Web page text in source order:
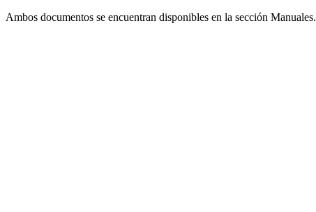
Ambos documentos se encuentran disponibles en la sección Manuales.